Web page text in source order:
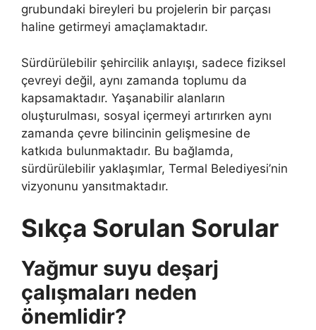
grubundaki bireyleri bu projelerin bir parçası
haline getirmeyi amaçlamaktadır.
Sürdürülebilir şehircilik anlayışı, sadece fiziksel
çevreyi değil, aynı zamanda toplumu da
kapsamaktadır. Yaşanabilir alanların
oluşturulması, sosyal içermeyi artırırken aynı
zamanda çevre bilincinin gelişmesine de
katkıda bulunmaktadır. Bu bağlamda,
sürdürülebilir yaklaşımlar, Termal Belediyesi’nin
vizyonunu yansıtmaktadır.
Sıkça Sorulan Sorular
Yağmur suyu deşarj
çalışmaları neden
önemlidir?